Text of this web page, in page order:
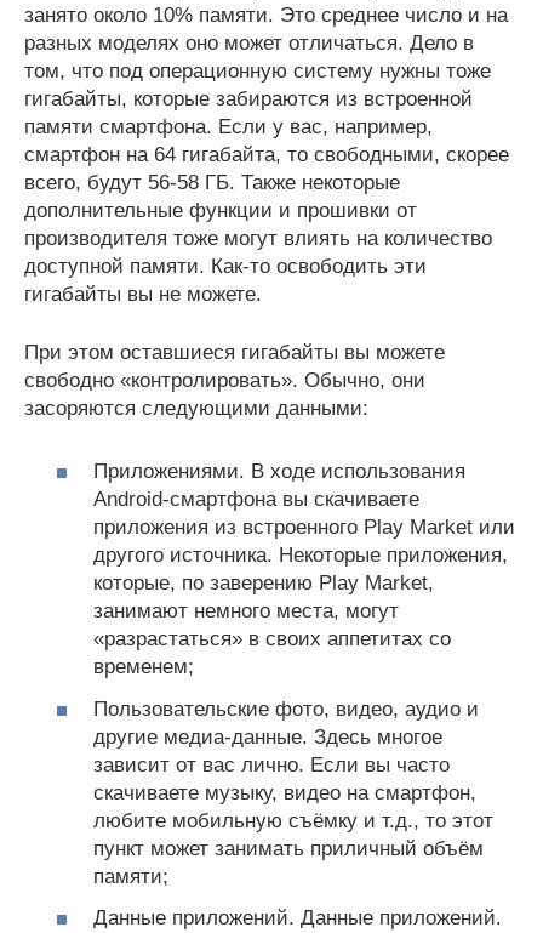
занято около 10% памяти. Это среднее число и на
разных моделях оно может отличаться. Дело в
том, что под операционную систему нужны тоже
гигабайты, которые забираются из встроенной
памяти смартфона. Если у вас, например,
смартфон на 64 гигабайта, то свободными, скорее
всего, будут 56-58 ГБ. Также некоторые
дополнительные функции и прошивки от
производителя тоже могут влиять на количество
доступной памяти. Как-то освободить эти
гигабайты вы не можете.
При этом оставшиеся гигабайты вы можете
свободно «контролировать». Обычно, они
засоряются следующими данными:
Приложениями. В ходе использования
Android-смартфона вы скачиваете
приложения из встроенного Play Market или
другого источника. Некоторые приложения,
которые, по заверению Play Market,
занимают немного места, могут
«разрастаться» в своих аппетитах со
временем;
Пользовательские фото, видео, аудио и
другие медиа-данные. Здесь многое
зависит от вас лично. Если вы часто
скачиваете музыку, видео на смартфон,
любите мобильную съёмку и т.д., то этот
пункт может занимать приличный объём
памяти;
Данные приложений. Данные приложений.